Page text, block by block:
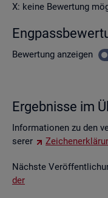
X: keine Be­wer­tung
Be­wer­tung an­zei­gen
Er­geb­nis­se im
In­for­ma­tio­nen zu den
se­rer
Nächs­te
der